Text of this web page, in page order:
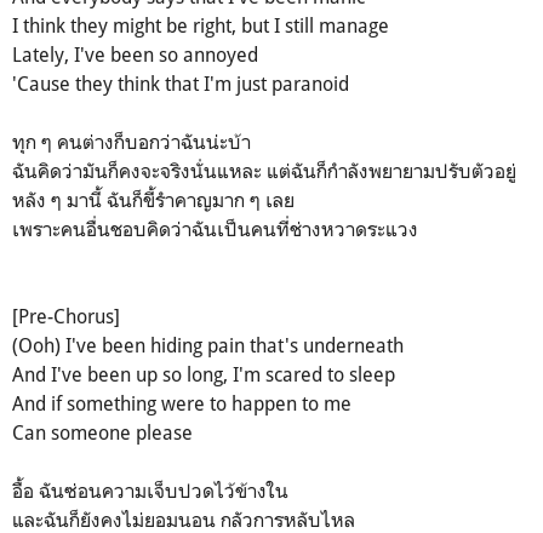
I think they might be right, but I still manage
Lately, I've been so annoyed
'Cause they think that I'm just paranoid
ทุก ๆ คนต่างก็บอกว่าฉันน่ะบ้า
ฉันคิดว่ามันก็คงจะจริงนั่นแหละ แต่ฉันก็กำลังพยายามปรับตัวอยู่
หลัง ๆ มานี้ ฉันก็ขี้รำคาญมาก ๆ เลย
เพราะคนอื่นชอบคิดว่าฉันเป็นคนที่ช่างหวาดระแวง
[Pre-Chorus]
(Ooh) I've been hiding pain that's underneath
And I've been up so long, I'm scared to sleep
And if something were to happen to me
Can someone please
อื้อ ฉันซ่อนความเจ็บปวดไว้ข้างใน
และฉันก็ยังคงไม่ยอมนอน กลัวการหลับไหล